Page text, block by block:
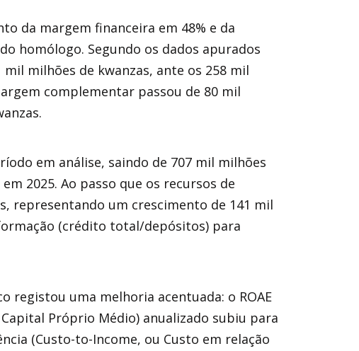
da margem financeira em 48% e da
homólogo. Segundo os dados apurados
milhões de kwanzas, ante os 258 mil
complementar passou de 80 mil
em análise, saindo de 707 mil milhões
2025. Ao passo que os recursos de
representando um crescimento de 141 mil
(crédito total/depósitos) para
registou uma melhoria acentuada: o ROAE
Próprio Médio) anualizado subiu para
(Custo-to-Income, ou Custo em relação